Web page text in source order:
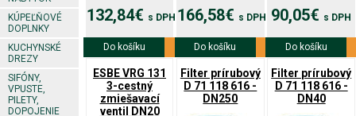
KÚPEĽŇOVÉ
DOPLNKY
KUCHYNSKÉ
DREZY
SIFÓNY,
VPUSTE,
PILETY,
DOPOJENIE
132,84€ s DPH
Viac info
Do košíku
166,58€ s DPH
Viac info
Do košíku
90,05€ s DPH
Viac info
Do košíku
ESBE VRG 131
3-cestný
zmiešavací
ventil DN20
Filter prírubový
D 71 118 616 -
DN250
Filter prírubový
D 71 118 616 -
DN40